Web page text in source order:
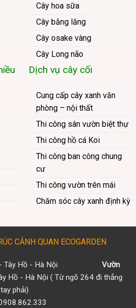
Cây hoa sữa
Cây bằng lăng
Cây osake vàng
Cây Long não
Dịch vụ cây cối
Cung cấp cây xanh văn
phòng – nội thất
Thi công sân vườn biệt thự
Thi công hồ cá Koi
Thi công ban công chung
cư
Thi công vườn trên mái
Chăm sóc cây xanh định kỳ
CẢNH QUAN ECOGARDEN
- Tây Hồ - Hà Nội Vườn
Hồ - Hà Nội ( Từ ngõ 264 đi thẳng
phải)